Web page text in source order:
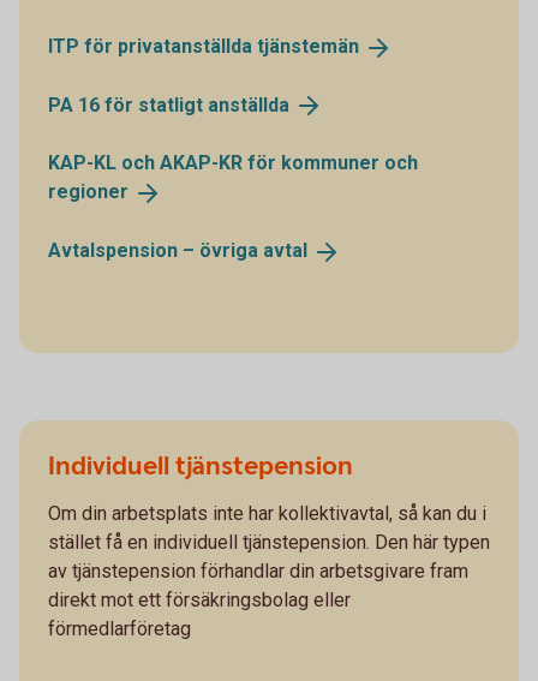
ITP för privatanställda tjänstemän
PA 16 för statligt anställda
KAP-KL och AKAP-KR för kommuner och
regioner
Avtalspension – övriga avtal
Individuell tjänstepension
Om din arbetsplats inte har kollektivavtal, så kan du i
stället få en individuell tjänstepension. Den här typen
av tjänstepension förhandlar din arbetsgivare fram
direkt mot ett försäkringsbolag eller
förmedlarföretag